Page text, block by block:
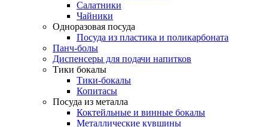
Салатники
Чайники
Одноразовая посуда
Посуда из пластика и поликарбоната
Панч-болы
Диспенсеры для подачи напитков
Тики бокалы
Тики-бокалы
Копитасы
Посуда из металла
Коктейльные и винные бокалы
Металлические кувшины